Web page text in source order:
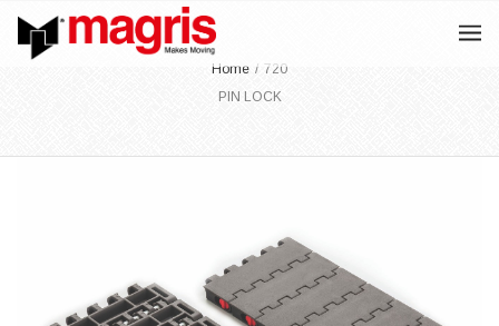
Home / 720
PIN LOCK